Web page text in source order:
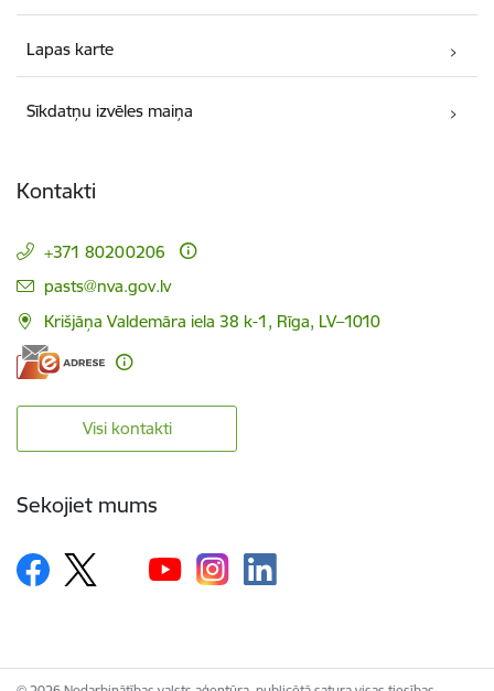
Lapas karte
Sīkdatņu izvēles maiņa
Kontakti
+371 80200206
E-pasts:
pasts@nva.gov.lv
Krišjāņa Valdemāra iela 38 k-1, Rīga, LV–1010
Visi kontakti
Sekojiet mums